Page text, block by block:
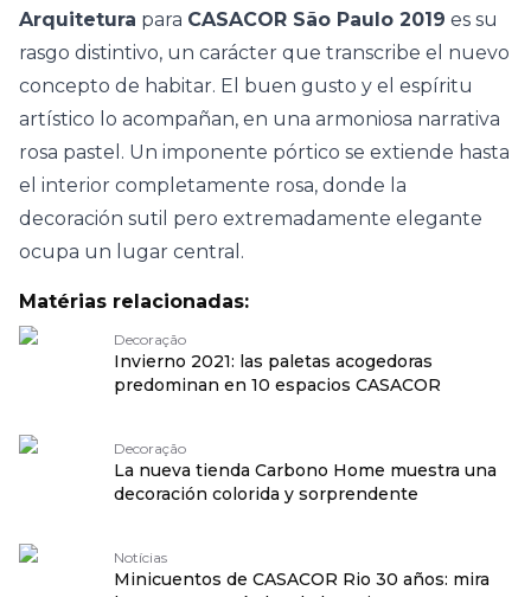
Arquitetura para CASACOR São Paulo 2019 es su
rasgo distintivo, un carácter que transcribe el nuevo
concepto de habitar. El buen gusto y el espíritu
artístico lo acompañan, en una armoniosa narrativa
rosa pastel. Un imponente pórtico se extiende hasta
el interior completamente rosa, donde la
decoración sutil pero extremadamente elegante
ocupa un lugar central.
Matérias relacionadas:
Decoração
Invierno 2021: las paletas acogedoras
predominan en 10 espacios CASACOR
Decoração
La nueva tienda Carbono Home muestra una
decoración colorida y sorprendente
Notícias
Minicuentos de CASACOR Rio 30 años: mira